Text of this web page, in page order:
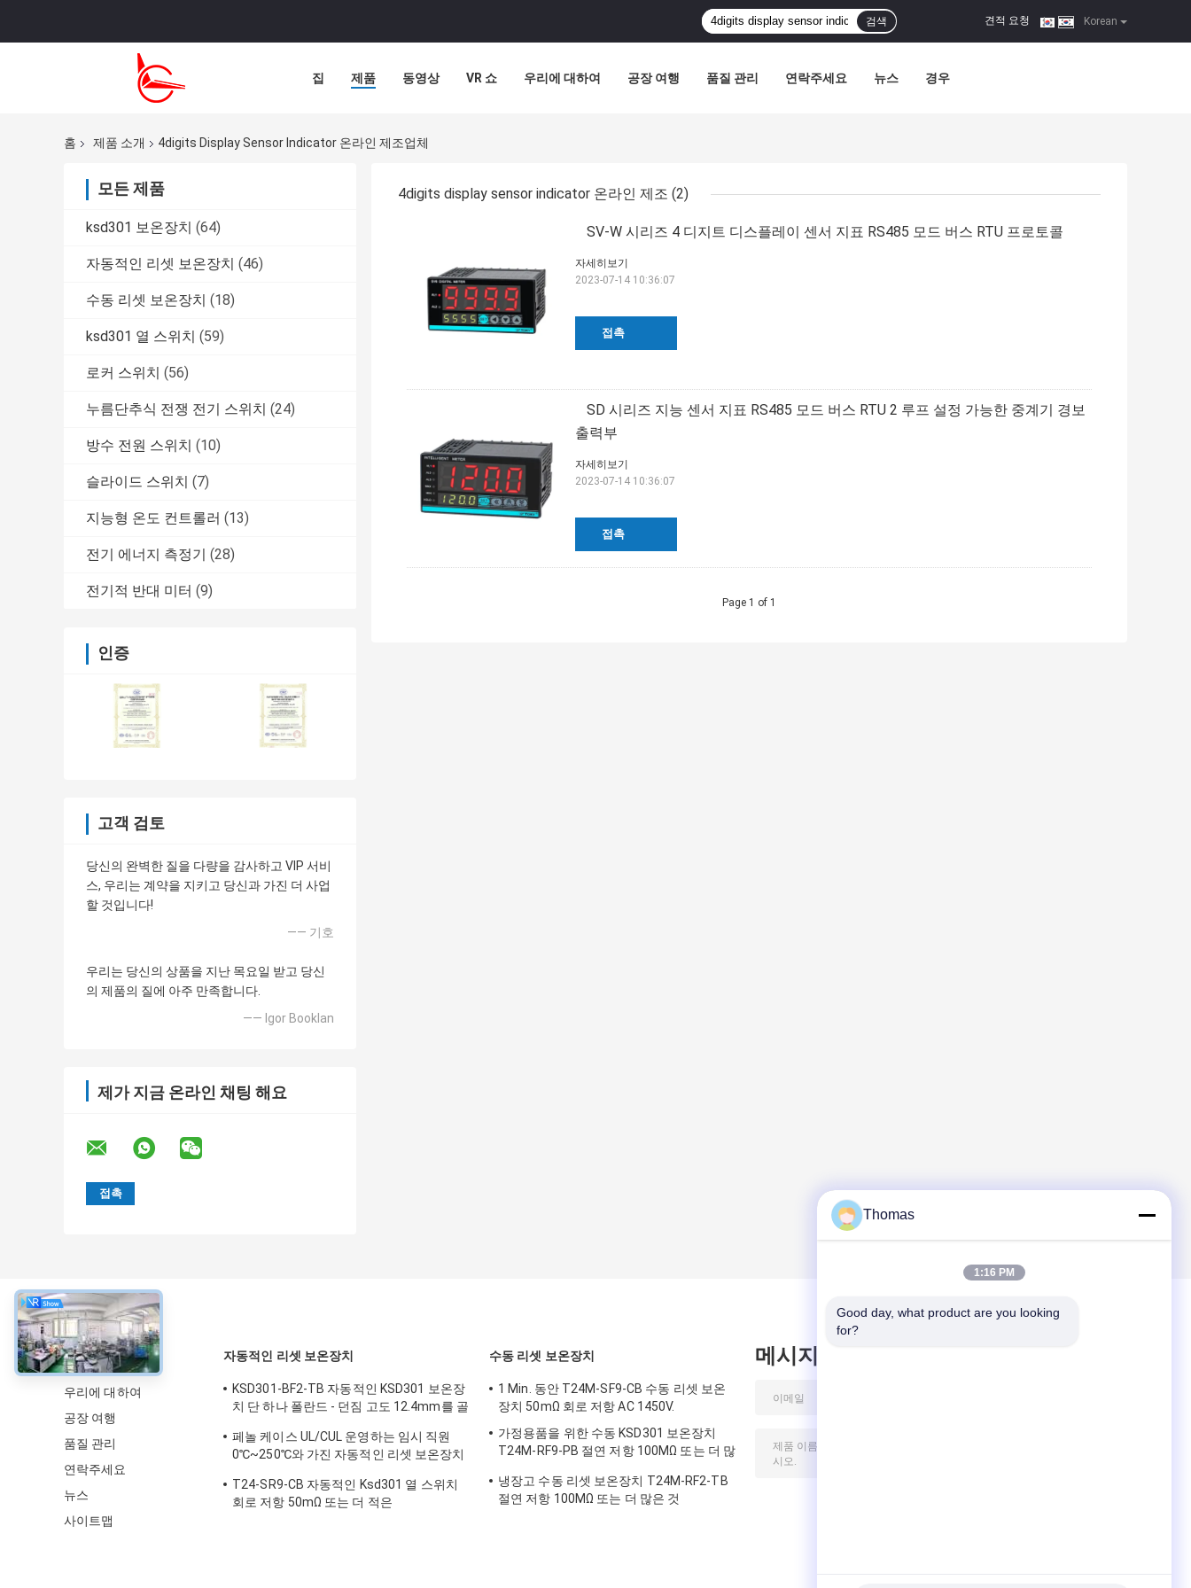
Korean
견적 요청 |
검색
집 제품 동영상 VR 쇼 우리에 대하여 공장 여행 품질 관리 연락주세요 뉴스 경우
홈 제품 소개 4digits Display Sensor Indicator 온라인 제조업체
모든 제품
ksd301 보온장치 (64)
자동적인 리셋 보온장치 (46)
수동 리셋 보온장치 (18)
ksd301 열 스위치 (59)
로커 스위치 (56)
누름단추식 전쟁 전기 스위치 (24)
방수 전원 스위치 (10)
슬라이드 스위치 (7)
지능형 온도 컨트롤러 (13)
전기 에너지 측정기 (28)
전기적 반대 미터 (9)
인증
고객 검토
당신의 완벽한 질을 다량을 감사하고 VIP 서비
스, 우리는 계약을 지키고 당신과 가진 더 사업
할 것입니다!
—— 기호
우리는 당신의 상품을 지난 목요일 받고 당신
의 제품의 질에 아주 만족합니다.
—— Igor Booklan
제가 지금 온라인 채팅 해요
4digits display sensor indicator 온라인 제조 (2)
SV-W 시리즈 4 디지트 디스플레이 센서 지표 RS485 모드 버스 RTU 프로토콜
접촉
자세히보기
2023-07-14 10:36:07
SD 시리즈 지능 센서 지표 RS485 모드 버스 RTU 2 루프 설정 가능한 중계기 경보
출력부
접촉
자세히보기
2023-07-14 10:36:07
Page 1 of 1
약
우리에 대하여
공장 여행
품질 관리
연락주세요
뉴스
사이트맵
자동적인 리셋 보온장치
KSD301-BF2-TB 자동적인 KSD301 보온장
치 단 하나 폴란드 - 던짐 고도 12.4mm를 골
페놀 케이스 UL/CUL 운영하는 임시 직원
0℃~250℃와 가진 자동적인 리셋 보온장치
T24-SR9-CB 자동적인 Ksd301 열 스위치
회로 저항 50mΩ 또는 더 적은
수동 리셋 보온장치
1 Min. 동안 T24M-SF9-CB 수동 리셋 보온
장치 50mΩ 회로 저항 AC 1450V.
가정용품을 위한 수동 KSD301 보온장치
T24M-RF9-PB 절연 저항 100MΩ 또는 더 많
냉장고 수동 리셋 보온장치 T24M-RF2-TB
절연 저항 100MΩ 또는 더 많은 것
메시지를 남겨주세요
Thomas
1:16 PM
Good day, what product are you looking
for?